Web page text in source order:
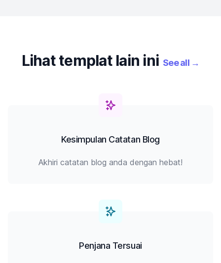
Lihat templat lain ini See all→
Kesimpulan Catatan Blog
Akhiri catatan blog anda dengan hebat!
Penjana Tersuai